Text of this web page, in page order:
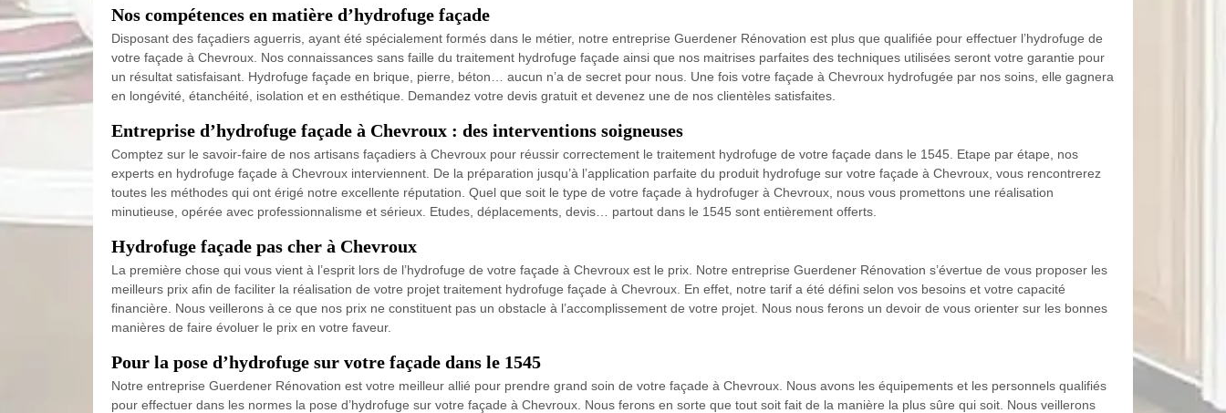
Nos compétences en matière d’hydrofuge façade
Disposant des façadiers aguerris, ayant été spécialement formés dans le métier, notre entreprise Guerdener Rénovation est plus que qualifiée pour effectuer l’hydrofuge de
votre façade à Chevroux. Nos connaissances sans faille du traitement hydrofuge façade ainsi que nos maitrises parfaites des techniques utilisées seront votre garantie pour
un résultat satisfaisant. Hydrofuge façade en brique, pierre, béton… aucun n’a de secret pour nous. Une fois votre façade à Chevroux hydrofugée par nos soins, elle gagnera
en longévité, étanchéité, isolation et en esthétique. Demandez votre devis gratuit et devenez une de nos clientèles satisfaites.
Entreprise d’hydrofuge façade à Chevroux : des interventions soigneuses
Comptez sur le savoir-faire de nos artisans façadiers à Chevroux pour réussir correctement le traitement hydrofuge de votre façade dans le 1545. Etape par étape, nos
experts en hydrofuge façade à Chevroux interviennent. De la préparation jusqu’à l’application parfaite du produit hydrofuge sur votre façade à Chevroux, vous rencontrerez
toutes les méthodes qui ont érigé notre excellente réputation. Quel que soit le type de votre façade à hydrofuger à Chevroux, nous vous promettons une réalisation
minutieuse, opérée avec professionnalisme et sérieux. Etudes, déplacements, devis… partout dans le 1545 sont entièrement offerts.
Hydrofuge façade pas cher à Chevroux
La première chose qui vous vient à l’esprit lors de l’hydrofuge de votre façade à Chevroux est le prix. Notre entreprise Guerdener Rénovation s’évertue de vous proposer les
meilleurs prix afin de faciliter la réalisation de votre projet traitement hydrofuge façade à Chevroux. En effet, notre tarif a été défini selon vos besoins et votre capacité
financière. Nous veillerons à ce que nos prix ne constituent pas un obstacle à l’accomplissement de votre projet. Nous nous ferons un devoir de vous orienter sur les bonnes
manières de faire évoluer le prix en votre faveur.
Pour la pose d’hydrofuge sur votre façade dans le 1545
Notre entreprise Guerdener Rénovation est votre meilleur allié pour prendre grand soin de votre façade à Chevroux. Nous avons les équipements et les personnels qualifiés
pour effectuer dans les normes la pose d’hydrofuge sur votre façade à Chevroux. Nous ferons en sorte que tout soit fait de la manière la plus sûre qui soit. Nous veillerons